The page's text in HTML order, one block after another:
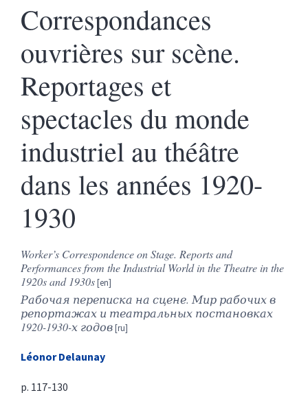
Correspondances
ouvrières sur scène.
Reportages et
spectacles du monde
industriel au théâtre
dans les années 1920-
1930
Worker’s Correspondence on Stage. Reports and
Performances from the Industrial World in the Theatre in the
1920s and 1930s
Рабочая переписка на сцене. Мир рабочих в
репортажах и театральных постановках
1920-1930-х годов
LéonorDelaunay
p. 117-130